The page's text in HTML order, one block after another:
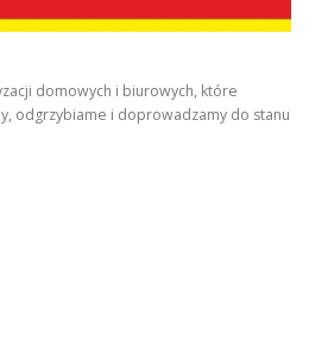
domowych i biurowych, które
odgrzybiame i doprowadzamy do stanu